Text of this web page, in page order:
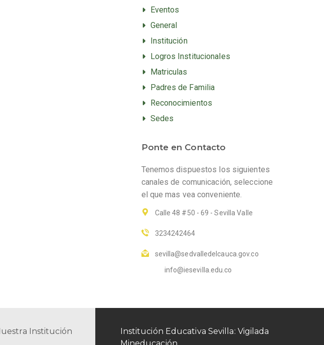
Eventos
General
Institución
Logros Institucionales
Matriculas
Padres de Familia
Reconocimientos
Sedes
Ponte en Contacto
Tenemos dispuestos los siguientes
canales de comunicación, seleccione
el que mas vea conveniente.
Calle 48 #50 - 69 - Sevilla Valle
3234242464
sevilla@sedvalledelcauca.gov.co
info@iesevilla.edu.co
Institución
Institución Educativa Sevilla: Vigilada